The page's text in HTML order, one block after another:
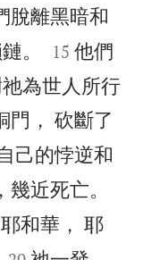
脫離黑暗和
。


15 他們
為世人所行
門， 砍斷了
己的悖逆和
近死亡。
和華， 耶